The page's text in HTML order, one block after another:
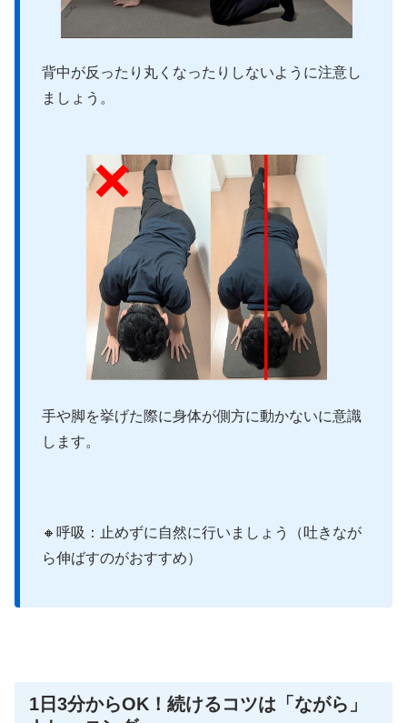
背中が反ったり丸くなったりしないように注意し
ましょう。
手や脚を挙げた際に身体が側方に動かないに意識
します。
🔸呼吸：止めずに自然に行いましょう（吐きなが
ら伸ばすのがおすすめ）
1日3分からOK！続けるコツは「ながら」